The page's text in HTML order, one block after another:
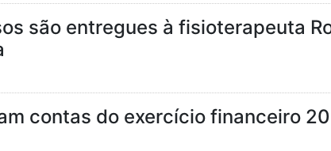
são entregues à fisioterapeuta
contas do exercício financeiro